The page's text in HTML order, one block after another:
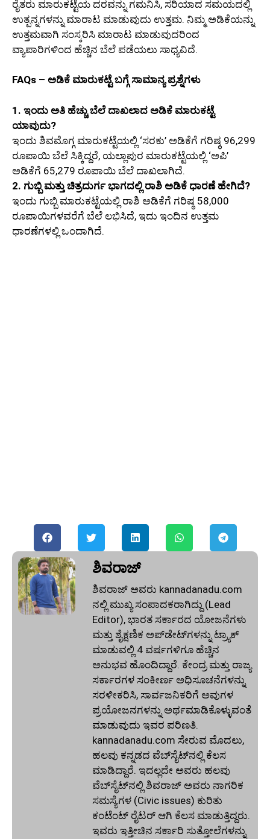
ರೈತರು ಮಾರುಕಟ್ಟೆಯ ದರವನ್ನು ಗಮನಿಸಿ, ಸರಿಯಾದ ಸಮಯದಲ್ಲಿ
ಉತ್ಪನ್ನಗಳನ್ನು ಮಾರಾಟ ಮಾಡುವುದು ಉತ್ತಮ. ನಿಮ್ಮ ಅಡಿಕೆಯನ್ನು
ಉತ್ತಮವಾಗಿ ಸಂಸ್ಕರಿಸಿ ಮಾರಾಟ ಮಾಡುವುದರಿಂದ
ವ್ಯಾಪಾರಿಗಳಿಂದ ಹೆಚ್ಚಿನ ಬೆಲೆ ಪಡೆಯಲು ಸಾಧ್ಯವಿದೆ.
FAQs – ಅಡಿಕೆ ಮಾರುಕಟ್ಟೆ ಬಗ್ಗೆ ಸಾಮಾನ್ಯ ಪ್ರಶ್ನೆಗಳು
1. ಇಂದು ಅತಿ ಹೆಚ್ಚು ಬೆಲೆ ದಾಖಲಾದ ಅಡಿಕೆ ಮಾರುಕಟ್ಟೆ
ಯಾವುದು?
ಇಂದು ಶಿವಮೊಗ್ಗ ಮಾರುಕಟ್ಟೆಯಲ್ಲಿ ‘ಸರಕು’ ಅಡಿಕೆಗೆ ಗರಿಷ್ಠ 96,299
ರೂಪಾಯಿ ಬೆಲೆ ಸಿಕ್ಕಿದ್ದರೆ, ಯಲ್ಲಾಪುರ ಮಾರುಕಟ್ಟೆಯಲ್ಲಿ ‘ಅಪಿ’
ಅಡಿಕೆಗೆ 65,279 ರೂಪಾಯಿ ಬೆಲೆ ದಾಖಲಾಗಿದೆ.
2. ಗುಬ್ಬಿ ಮತ್ತು ಚಿತ್ರದುರ್ಗ ಭಾಗದಲ್ಲಿ ರಾಶಿ ಅಡಿಕೆ ಧಾರಣೆ ಹೇಗಿದೆ?
ಇಂದು ಗುಬ್ಬಿ ಮಾರುಕಟ್ಟೆಯಲ್ಲಿ ರಾಶಿ ಅಡಿಕೆಗೆ ಗರಿಷ್ಠ 58,000
ರೂಪಾಯಿಗಳವರೆಗೆ ಬೆಲೆ ಲಭಿಸಿದೆ, ಇದು ಇಂದಿನ ಉತ್ತಮ
ಧಾರಣೆಗಳಲ್ಲಿ ಒಂದಾಗಿದೆ.
ಶಿವರಾಜ್
ಶಿವರಾಜ್ ಅವರು kannadanadu.com
ನಲ್ಲಿ ಮುಖ್ಯ ಸಂಪಾದಕರಾಗಿದ್ದು (Lead
Editor), ಭಾರತ ಸರ್ಕಾರದ ಯೋಜನೆಗಳು
ಮತ್ತು ಶೈಕ್ಷಣಿಕ ಅಪ್‌ಡೇಟ್‌ಗಳನ್ನು ಟ್ರ್ಯಾಕ್
ಮಾಡುವಲ್ಲಿ 4 ವರ್ಷಗಳಿಗೂ ಹೆಚ್ಚಿನ
ಅನುಭವ ಹೊಂದಿದ್ದಾರೆ. ಕೇಂದ್ರ ಮತ್ತು ರಾಜ್ಯ
ಸರ್ಕಾರಗಳ ಸಂಕೀರ್ಣ ಅಧಿಸೂಚನೆಗಳನ್ನು
ಸರಳೀಕರಿಸಿ, ಸಾರ್ವಜನಿಕರಿಗೆ ಅವುಗಳ
ಪ್ರಯೋಜನಗಳನ್ನು ಅರ್ಥಮಾಡಿಕೊಳ್ಳುವಂತೆ
ಮಾಡುವುದು ಇವರ ಪರಿಣತಿ.
kannadanadu.com ಸೇರುವ ಮೊದಲು,
ಹಲವು ಕನ್ನಡದ ವೆಬ್‌ಸೈಟ್‌ನಲ್ಲಿ ಕೆಲಸ
ಮಾಡಿದ್ದಾರೆ. ಇದಲ್ಲದೇ ಅವರು ಹಲವು
ವೆಬ್‌ಸೈಟ್‌ನಲ್ಲಿ ಶಿವರಾಜ್ ಅವರು ನಾಗರಿಕ
ಸಮಸ್ಯೆಗಳ (Civic issues) ಕುರಿತು
ಕಂಟೆಂಟ್ ರೈಟರ್ ಆಗಿ ಕೆಲಸ ಮಾಡುತ್ತಿದ್ದರು.
ಇವರು ಇತ್ತೀಚಿನ ಸರ್ಕಾರಿ ಸುತ್ತೋಲೆಗಳನ್ನು